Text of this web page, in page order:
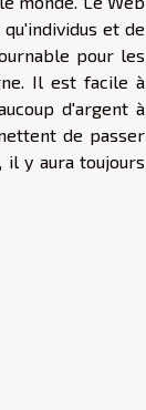
et de
pour les
Il est facile à
d'argent à
de passer
il y aura toujours